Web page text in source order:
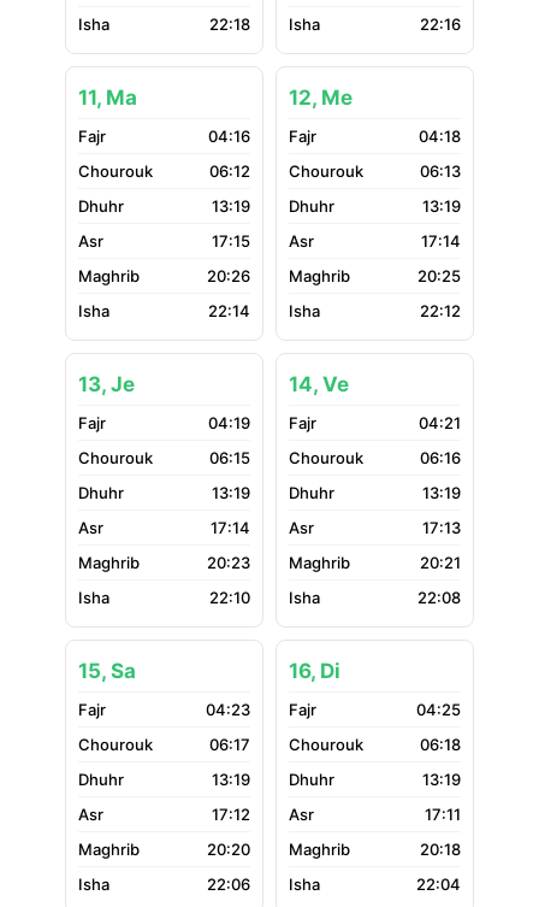
22:18
22:16
11, Ma
04:16
06:12
13:19
17:15
20:26
22:14
12, Me
04:18
06:13
13:19
17:14
20:25
22:12
13, Je
04:19
06:15
13:19
17:14
20:23
22:10
14, Ve
04:21
06:16
13:19
17:13
20:21
22:08
15, Sa
04:23
06:17
13:19
17:12
20:20
22:06
16, Di
04:25
06:18
13:19
17:11
20:18
22:04